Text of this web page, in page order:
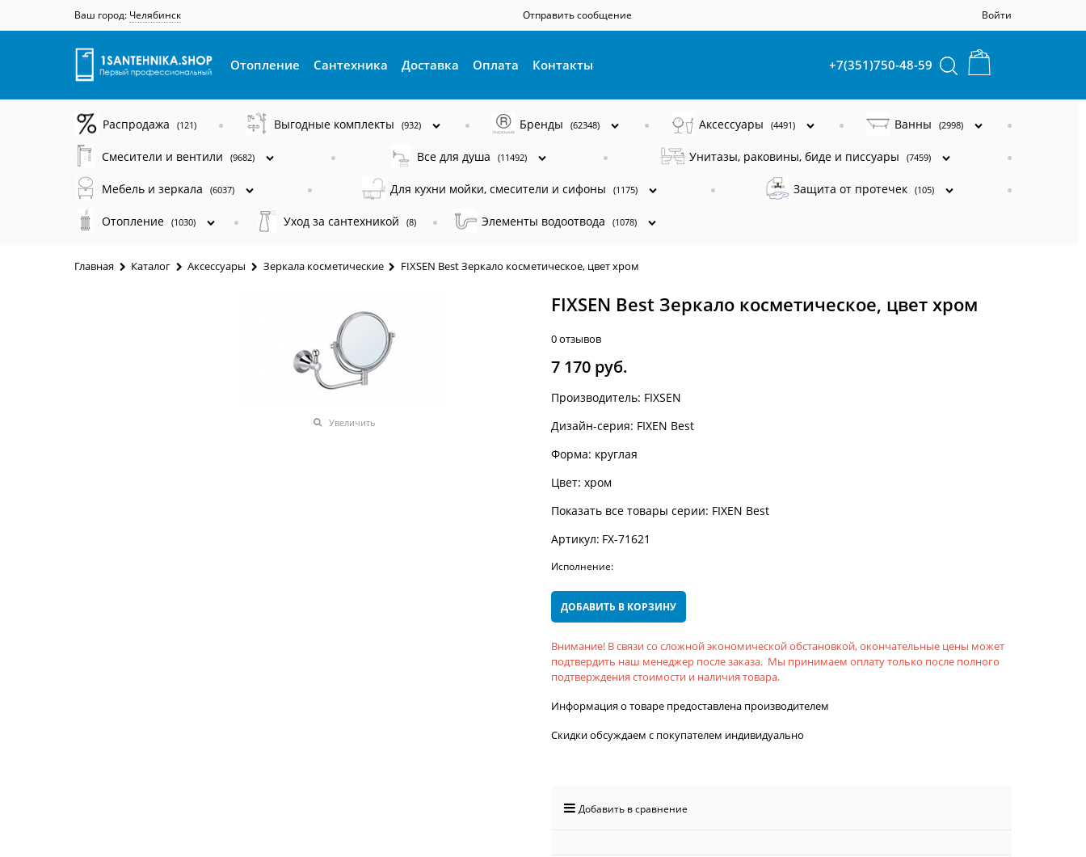
Ваш город: Челябинск Отправить сообщение Войти
Отопление Сантехника Доставка Оплата Контакты +7(351)750-48-59
Распродажа (121) Выгодные комплекты (932) Бренды (62348) Аксессуары (4491) Ванны (2998)
Смесители и вентили (9682) Все для душа (11492) Унитазы, раковины, биде и писсуары (7459)
Мебель и зеркала (6037) Для кухни мойки, смесители и сифоны (1175) Защита от протечек (105)
Отопление (1030) Уход за сантехникой (8) Элементы водоотвода (1078)
Главная Каталог Аксессуары Зеркала косметические FIXSEN Best Зеркало косметическое, цвет хром
Увеличить
FIXSEN Best Зеркало косметическое, цвет хром
0 отзывов
7 170 руб.
Производитель: FIXSEN
Дизайн-серия: FIXEN Best
Форма: круглая
Цвет: хром
Показать все товары серии: FIXEN Best
Артикул: FX-71621
Исполнение:
ДОБАВИТЬ В КОРЗИНУ
Внимание! В связи со сложной экономической обстановкой, окончательные цены может
подтвердить наш менеджер после заказа. Мы принимаем оплату только после полного
подтверждения стоимости и наличия товара.
Информация о товаре предоставлена производителем
Скидки обсуждаем с покупателем индивидуально
Добавить в сравнение